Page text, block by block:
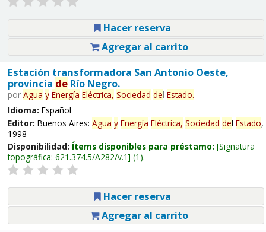
Hacer reserva
Agregar al carrito
Estación transformadora San Antonio Oeste,
provincia deRío Negro.
por Agua y Energía Eléctrica, Sociedad del Estado.
Idioma: Español
Editor: Buenos Aires: Agua y Energía Eléctrica, Sociedad del Estado,
1998
Disponibilidad: Ítems disponibles para préstamo: Signatura
topográfica: 621.374.5/A282/v.1 (1).
Hacer reserva
Agregar al carrito